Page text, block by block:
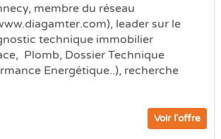
membre du réseau
leader sur le
technique immobilier
Plomb, Dossier Technique
Energétique..), recherche
Voir l'offre